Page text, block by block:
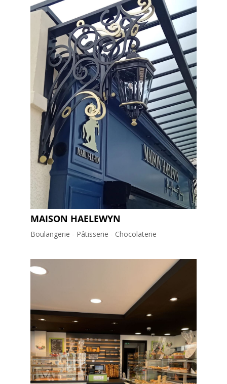
MAISON HAELEWYN
Boulangerie - Pâtisserie - Chocolaterie